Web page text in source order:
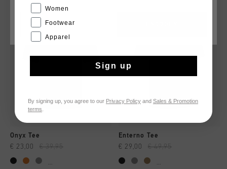
Onyx Tee
€ 23,00 € 39,95
...
Enterno Tee
€ 29,00 € 49,95
...
CANCEL
Women
Footwear
Apparel
Sign up
By signing up, you agree to our Privacy Policy and Sales & Promotion
terms